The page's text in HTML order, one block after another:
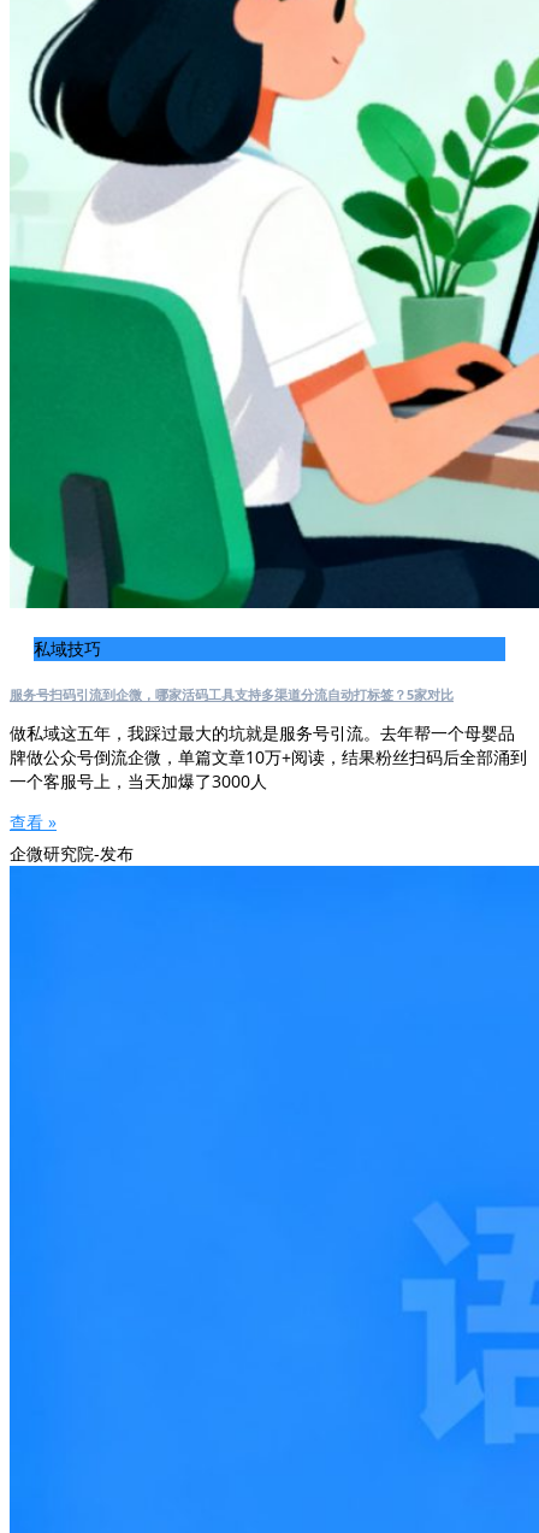
私域技巧
服务号扫码引流到企微，哪家活码工具支持多渠道分流自动打标签？5家对比
做私域这五年，我踩过最大的坑就是服务号引流。去年帮一个母婴品
牌做公众号倒流企微，单篇文章10万+阅读，结果粉丝扫码后全部涌到
一个客服号上，当天加爆了3000人
查看 »
企微研究院-发布